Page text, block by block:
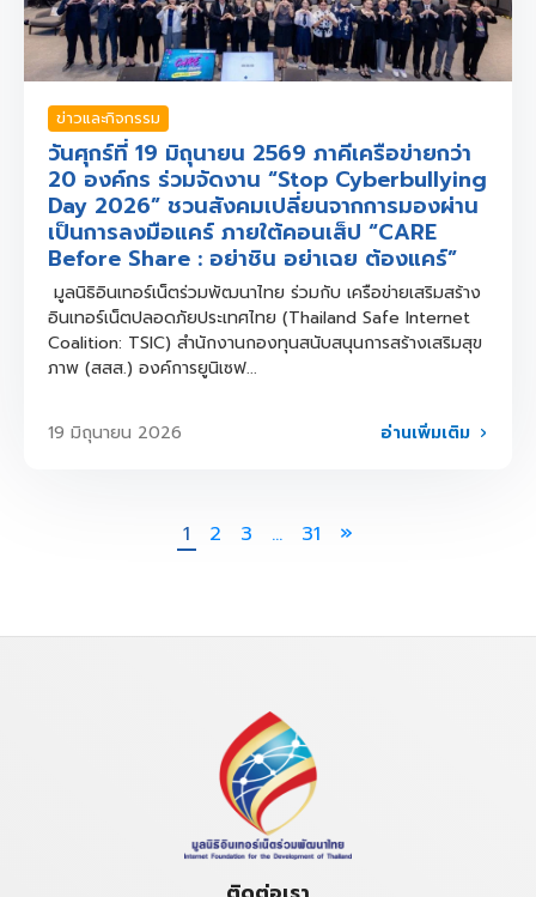
ข่าวและกิจกรรม
วันศุกร์ที่ 19 มิถุนายน 2569 ภาคีเครือข่ายกว่า
20 องค์กร ร่วมจัดงาน “Stop Cyberbullying
Day 2026” ชวนสังคมเปลี่ยนจากการมองผ่าน
เป็นการลงมือแคร์ ภายใต้คอนเส็ป “CARE
Before Share : อย่าชิน อย่าเฉย ต้องแคร์”
มูลนิธิอินเทอร์เน็ตร่วมพัฒนาไทย ร่วมกับ เครือข่ายเสริมสร้าง
อินเทอร์เน็ตปลอดภัยประเทศไทย (Thailand Safe Internet
Coalition: TSIC) สำนักงานกองทุนสนับสนุนการสร้างเสริมสุข
ภาพ (สสส.) องค์การยูนิเซฟ...
19 มิถุนายน 2026 อ่านเพิ่มเติม
1 2 3 … 31